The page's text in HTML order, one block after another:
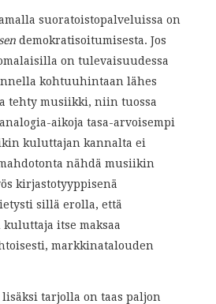
suoratoistopalveluissa on
demokratisoitumisesta. Jos
on tulevaisuudessa
kohtuuhintaan lähes
tehty musiikki, niin tuossa
aikoja tasa-arvoisempi
kuluttajan kannalta ei
nähdä musiikin
kirjastotyyppisenä
sillä erolla, että
itse maksaa
markkinatalouden
tarjolla on taas paljon